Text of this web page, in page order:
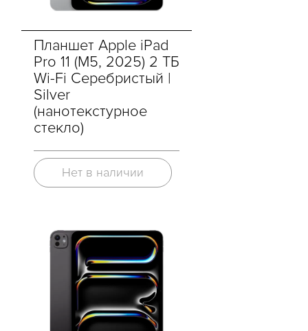
Планшет Apple iPad
Pro 11 (M5, 2025) 2 ТБ
Wi-Fi Серебристый |
Silver
(нанотекстурное
стекло)
Нет в наличии